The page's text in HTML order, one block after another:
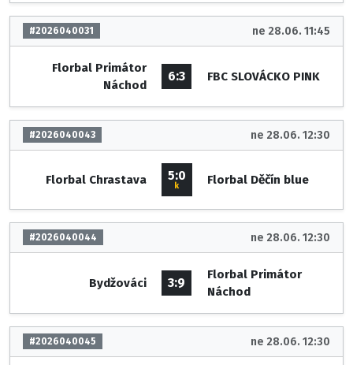
#2026040031 ne 28.06. 11:45
Florbal Primátor
Náchod
6:3 FBC SLOVÁCKO PINK
#2026040043 ne 28.06. 12:30
Florbal Chrastava 5:0
k Florbal Děčín blue
#2026040044 ne 28.06. 12:30
Bydžováci 3:9
Florbal Primátor
Náchod
#2026040045 ne 28.06. 12:30